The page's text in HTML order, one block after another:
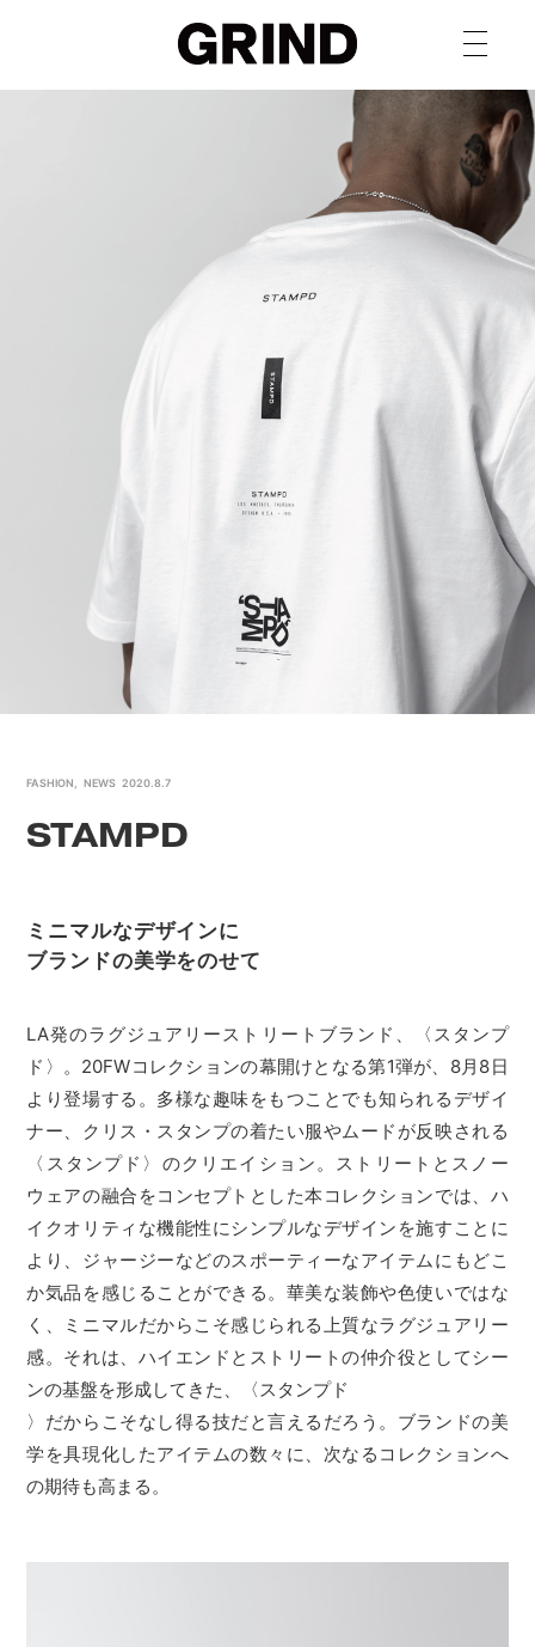
FASHION,NEWS 2020.8.7
STAMPD
ミニマルなデザインに
ブランドの美学をのせて
LA発のラグジュアリーストリートブランド、〈スタンプ
ド〉。20FWコレクションの幕開けとなる第1弾が、8月8日
より登場する。多様な趣味をもつことでも知られるデザイ
ナー、クリス・スタンプの着たい服やムードが反映される
〈スタンプド〉のクリエイション。ストリートとスノー
ウェアの融合をコンセプトとした本コレクションでは、ハ
イクオリティな機能性にシンプルなデザインを施すことに
より、ジャージーなどのスポーティーなアイテムにもどこ
か気品を感じることができる。華美な装飾や色使いではな
く、ミニマルだからこそ感じられる上質なラグジュアリー
感。それは、ハイエンドとストリートの仲介役としてシー
ンの基盤を形成してきた、〈スタンプド
〉だからこそなし得る技だと言えるだろう。ブランドの美
学を具現化したアイテムの数々に、次なるコレクションへ
の期待も高まる。